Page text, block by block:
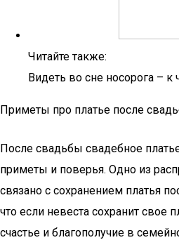
Читайте также:
Видеть во сне носорога – к
Приметы про платье после
После свадьбы свадебное
приметы и поверья. Одно из
связано с сохранением платья
что если невеста сохранит свое
счастье и благополучие в